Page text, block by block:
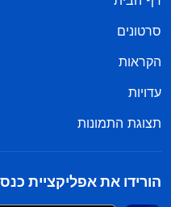
סרטונים
הקראות
עדויות
תצוגת התמונות
הורידו את אפליקציית